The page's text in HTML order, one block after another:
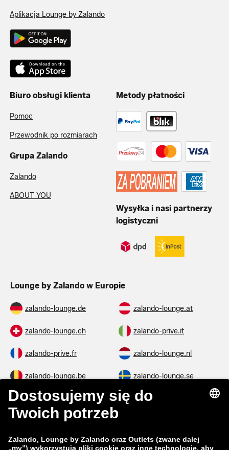
Aplikacja Lounge by Zalando
Biuro obsługi klienta
Pomoc
Przewodnik po rozmiarach
Grupa Zalando
Zalando
ABOUT YOU
Metody płatności
Wysyłka i nasi partnerzy
logistyczni
Lounge by Zalando w Europie
zalando-lounge.de zalando-lounge.at
zalando-lounge.ch zalando-prive.it
zalando-prive.fr zalando-lounge.nl
zalando-lounge.be zalando-lounge.se
zalando-lounge.fi zalando-lounge.dk
zalando-lounge.co.uk
zalando-prive.es zalando-lounge.cz